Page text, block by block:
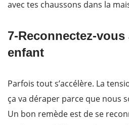
avec tes chaussons dans la
7-Reconnectez-
enfant
Parfois tout s’accélère. La
ça va déraper parce que nous
Un bon remède est de se